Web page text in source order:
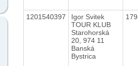
1201540397
Igor Svitek
TOUR KLUB
Starohorská
20, 974 11
Banská
Bystrica